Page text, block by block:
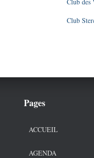
Club
Pages
ACCUEIL
AGENDA